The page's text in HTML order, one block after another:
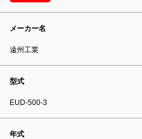
メーカー名
遠州工業
型式
EUD-500-3
年式